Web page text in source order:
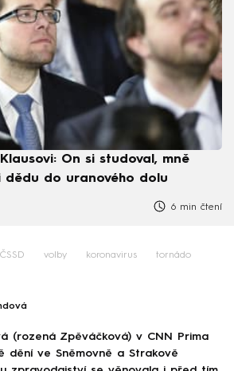
On si studoval, mně
dědu do uranového dolu
6 min čtení
ČSSD volby koronavirus tornádo
(rozená Zpěváčková) v CNN Prima
dění ve Sněmovně a Strakově